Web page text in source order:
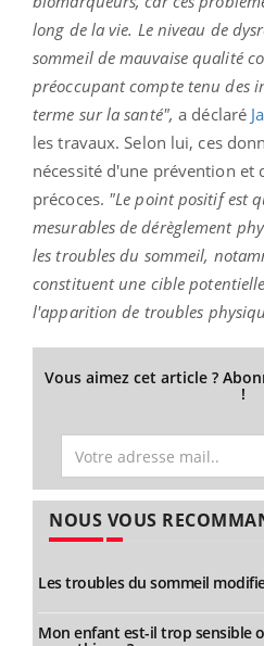
long de la vie. Le niveau de
sommeil de mauvaise qualité
préoccupant compte tenu des
terme sur la santé", a déclaré
les travaux. Selon lui, ces
nécessité d'une prévention
précoces. "Le point positif est
mesurables de dérèglement
les troubles du sommeil,
constituent une cible
l'apparition de troubles
Vous aimez cet article ?
!
NOUS VOUS
Les troubles du sommeil
Mon enfant est-il trop sensible